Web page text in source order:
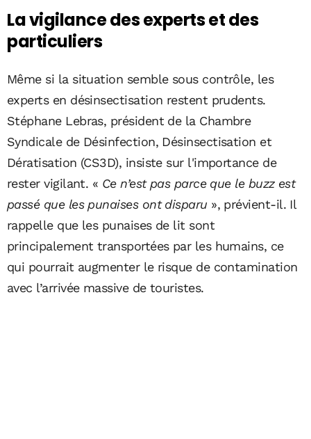
La vigilance des experts et des
particuliers
Même si la situation semble sous contrôle, les
experts en désinsectisation restent prudents.
Stéphane Lebras, président de la Chambre
Syndicale de Désinfection, Désinsectisation et
Dératisation (CS3D), insiste sur l'importance de
rester vigilant. « Ce n’est pas parce que le buzz est
passé que les punaises ont disparu », prévient-il. Il
rappelle que les punaises de lit sont
principalement transportées par les humains, ce
qui pourrait augmenter le risque de contamination
avec l’arrivée massive de touristes.